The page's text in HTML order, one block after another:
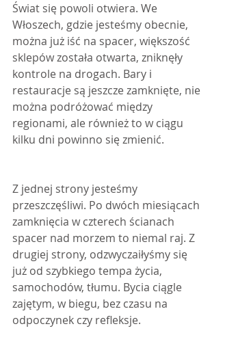
Świat się powoli otwiera. We
Włoszech, gdzie jesteśmy obecnie,
można już iść na spacer, większość
sklepów została otwarta, zniknęły
kontrole na drogach. Bary i
restauracje są jeszcze zamknięte, nie
można podróżować między
regionami, ale również to w ciągu
kilku dni powinno się zmienić.
Z jednej strony jesteśmy
przeszczęśliwi. Po dwóch miesiącach
zamknięcia w czterech ścianach
spacer nad morzem to niemal raj. Z
drugiej strony, odzwyczaiłyśmy się
już od szybkiego tempa życia,
samochodów, tłumu. Bycia ciągle
zajętym, w biegu, bez czasu na
odpoczynek czy refleksje.